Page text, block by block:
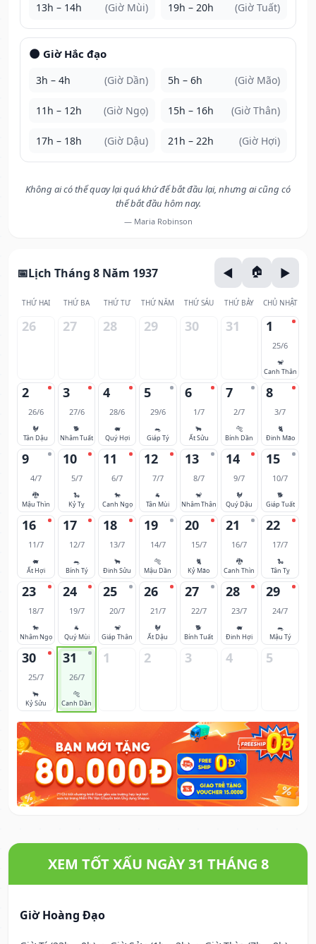
13h – 14h (Giờ Mùi) 19h – 20h (Giờ Tuất)
🌑 Giờ Hắc đạo
3h – 4h (Giờ Dần) 5h – 6h (Giờ Mão)
11h – 12h (Giờ Ngọ) 15h – 16h (Giờ Thân)
17h – 18h (Giờ Dậu) 21h – 22h (Giờ Hợi)
Không ai có thể quay lại quá khứ để bắt đầu lại, nhưng ai cũng có
thể bắt đầu hôm nay.
— Maria Robinson
Lịch Tháng 8 Năm 1937
THỨ HAI THỨ BA THỨ TƯ THỨ NĂM THỨ SÁU THỨ BẢY CHỦ NHẬT
26 27 28 29 30 31 1
25/6
🐒
Canh Thân
2
26/6
🐓
Tân Dậu
3
27/6
🐕
Nhâm Tuất
4
28/6
🐖
Quý Hợi
5
29/6
🐀
Giáp Tý
6
1/7
🐂
Ất Sửu
7
2/7
🐅
Bính Dần
8
3/7
🐈
Đinh Mão
9
4/7
🐉
Mậu Thìn
10
5/7
🐍
Kỷ Tỵ
11
6/7
🐎
Canh Ngọ
12
7/7
🐐
Tân Mùi
13
8/7
🐒
Nhâm Thân
14
9/7
🐓
Quý Dậu
15
10/7
🐕
Giáp Tuất
16
11/7
🐖
Ất Hợi
17
12/7
🐀
Bính Tý
18
13/7
🐂
Đinh Sửu
19
14/7
🐅
Mậu Dần
20
15/7
🐈
Kỷ Mão
21
16/7
🐉
Canh Thìn
22
17/7
🐍
Tân Tỵ
23
18/7
🐎
Nhâm Ngọ
24
19/7
🐐
Quý Mùi
25
20/7
🐒
Giáp Thân
26
21/7
🐓
Ất Dậu
27
22/7
🐕
Bính Tuất
28
23/7
🐖
Đinh Hợi
29
24/7
🐀
Mậu Tý
30
25/7
🐂
Kỷ Sửu
31
26/7
🐅
Canh Dần
1 2 3 4 5
XEM TỐT XẤU NGÀY 31 THÁNG 8
Giờ Hoàng Đạo